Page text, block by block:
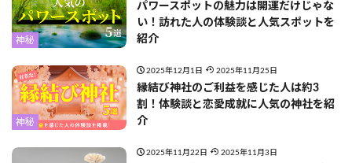
神秘
パワースポットの魅力は開運だけじゃな
い！訪れた人の体験談と人気スポットを
紹介
神秘
2025年12月1日 2025年11月25日
縁結び神社のご利益を感じた人は約3
割！体験談と恋愛成就に人気の神社を紹
介
2025年11月22日 2025年11月3日